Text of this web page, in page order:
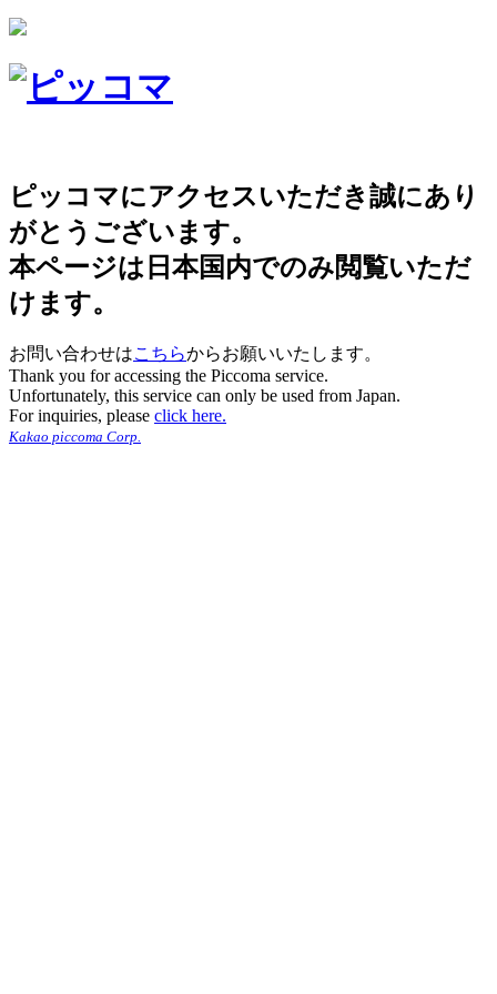
ピッコマにアクセスいただき誠にあり
がとうございます。
本ページは日本国内でのみ閲覧いただ
けます。
お問い合わせはこちらからお願いいたします。
Thank you for accessing the Piccoma service.
Unfortunately, this service can only be used from Japan.
For inquiries, please click here.
Kakao piccoma Corp.